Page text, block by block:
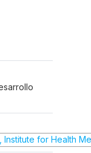
for Health